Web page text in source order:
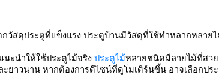
วัสดุประตูที่แข็งแรง ประตูบ้านมีวัสดุที่ใช้ทำหลากหลาย
ะนำให้ใช้ประตูไม้จริง ประตูไม้หลายชนิดมีลายไม้ที่สว
ยาวนาน หากต้องการดีไซน์ที่ดูโมเดิร์นขึ้น อาจเลือกปร